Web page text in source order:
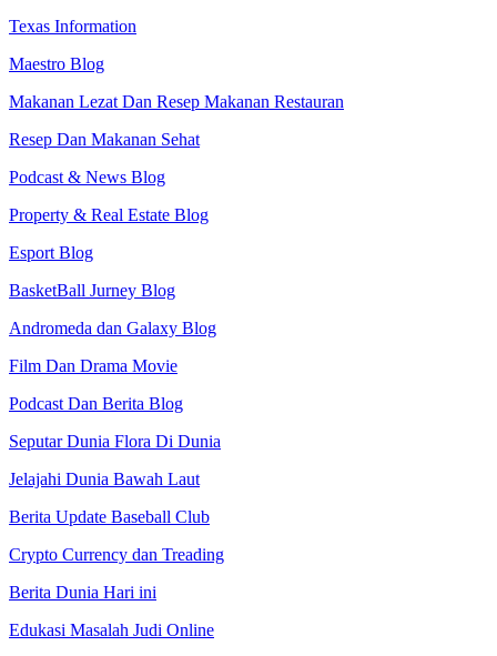
Texas Information
Maestro Blog
Makanan Lezat Dan Resep Makanan Restauran
Resep Dan Makanan Sehat
Podcast & News Blog
Property & Real Estate Blog
Esport Blog
BasketBall Jurney Blog
Andromeda dan Galaxy Blog
Film Dan Drama Movie
Podcast Dan Berita Blog
Seputar Dunia Flora Di Dunia
Jelajahi Dunia Bawah Laut
Berita Update Baseball Club
Crypto Currency dan Treading
Berita Dunia Hari ini
Edukasi Masalah Judi Online